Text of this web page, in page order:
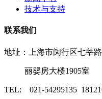
技术与支持
联系我们
地址：上海市闵行区七莘
丽婴房大楼1905室
TEL: 021-54295135